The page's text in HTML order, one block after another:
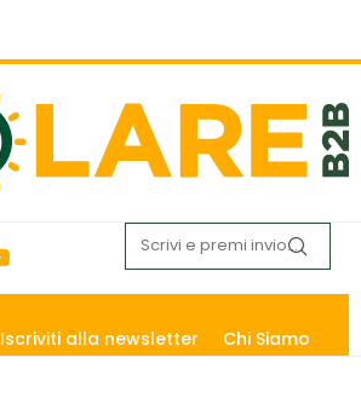
Iscriviti alla newsletter Chi Siamo